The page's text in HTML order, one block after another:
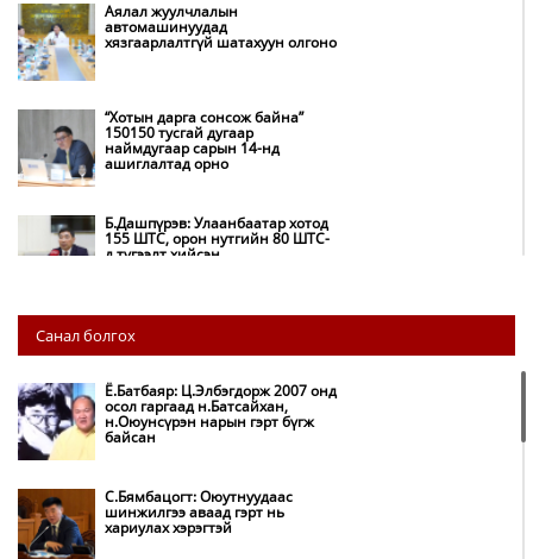
Аялал жуулчлалын
автомашинуудад
хязгаарлалтгүй шатахуун олгоно
“Хотын дарга сонсож байна”
150150 тусгай дугаар
наймдугаар сарын 14-нд
ашиглалтад орно
Б.Дашпүрэв: Улаанбаатар хотод
155 ШТС, орон нутгийн 80 ШТС-
д түгээлт хийсэн
НИТХ: Багануур ХК-ийг түшиглэн
нүүрс-пиролизийн үйлдвэр
байгуулж, ирэх оноос хагас кокс
Амаргүй цаг үеийг ирэх
НИТХ-ын төлөөлөгчид COP17
Санал болгох
Ё.Батбаяр: Ц.Элбэгдорж 2007 онд
осол гаргаад н.Батсайхан,
н.Оюунсүрэн нарын гэрт бүгж
байсан
С.Бямбацогт: Оюутнуудаас
шинжилгээ аваад гэрт нь
хариулах хэрэгтэй